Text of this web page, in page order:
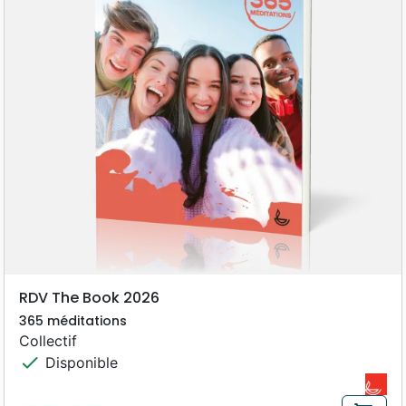
RDV The Book 2026
365 méditations
Collectif
check Disponible